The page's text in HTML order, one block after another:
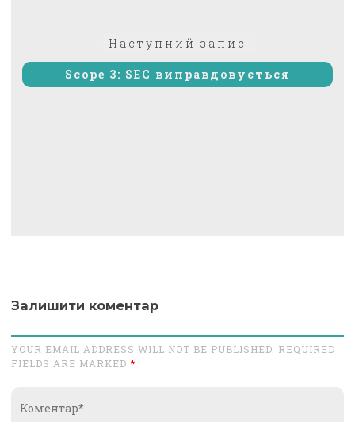
Наступний запис
Scope 3: SEC виправдовується
Залишити коментар
YOUR EMAIL ADDRESS WILL NOT BE PUBLISHED. REQUIRED
FIELDS ARE MARKED *